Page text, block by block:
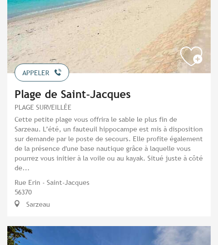
APPELER
Plage de Saint-Jacques
PLAGE SURVEILLÉE
Cette petite plage vous offrira le sable le plus fin de
Sarzeau. L’été, un fauteuil hippocampe est mis à disposition
sur demande par le poste de secours. Elle profite également
de la présence d'une base nautique grâce à laquelle vous
pourrez vous initier à la voile ou au kayak. Situé juste à côté
de...
Rue Erin - Saint-Jacques
56370
Sarzeau